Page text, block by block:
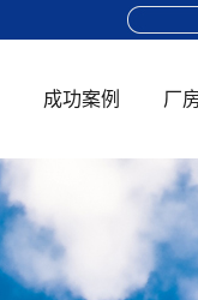
成功案例 厂